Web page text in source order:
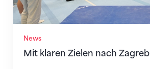
News
Mit klaren Zielen nach Zagreb